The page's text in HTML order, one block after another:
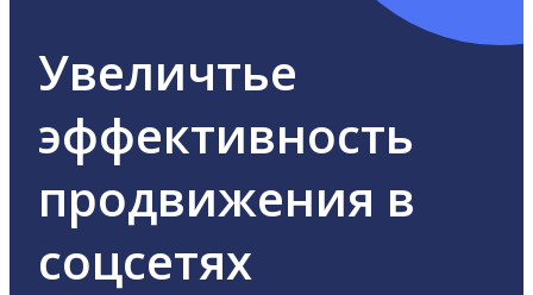
Увеличтье
эффективность
продвижения в
соцсетях